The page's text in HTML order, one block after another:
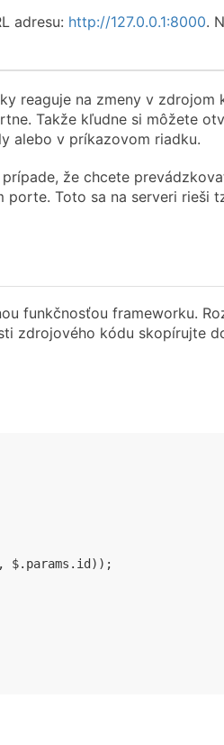
adresu: http://127.0.0.1:8000.
reaguje na zmeny v zdrojom
Takže kľudne si môžete
alebo v príkazovom riadku.
že chcete
Toto sa na serveri rieši
funkčnosťou frameworku.
zdrojového kódu skopírujte
$.params.id));